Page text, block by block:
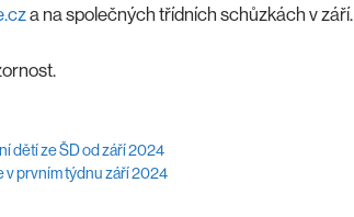
a na společných třídních schůzkách v září.
dětí ze ŠD od září 2024
v prvním týdnu září 2024